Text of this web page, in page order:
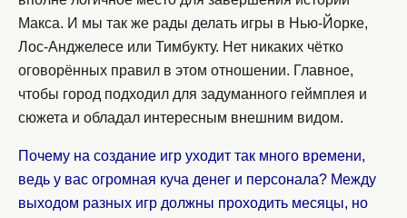
Макса. И мы так же рады делать игры в Нью-Йорке,
Лос-Анджелесе или Тимбукту. Нет никаких чётко
оговорённых правил в этом отношении. Главное,
чтобы город подходил для задуманного геймплея и
сюжета и обладал интересным внешним видом.
Почему на создание игр уходит так много времени,
ведь у вас огромная куча денег и персонала? Между
выходом разных игр должны проходить месяцы, но